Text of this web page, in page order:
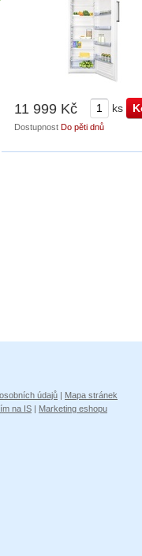
11 999 Kč ks
Dostupnost Do pěti dnů
údajů | Mapa stránek
na IS | Marketing eshopu